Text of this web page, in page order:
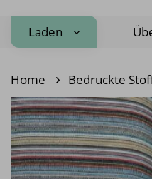
Laden
Home Bedruckte